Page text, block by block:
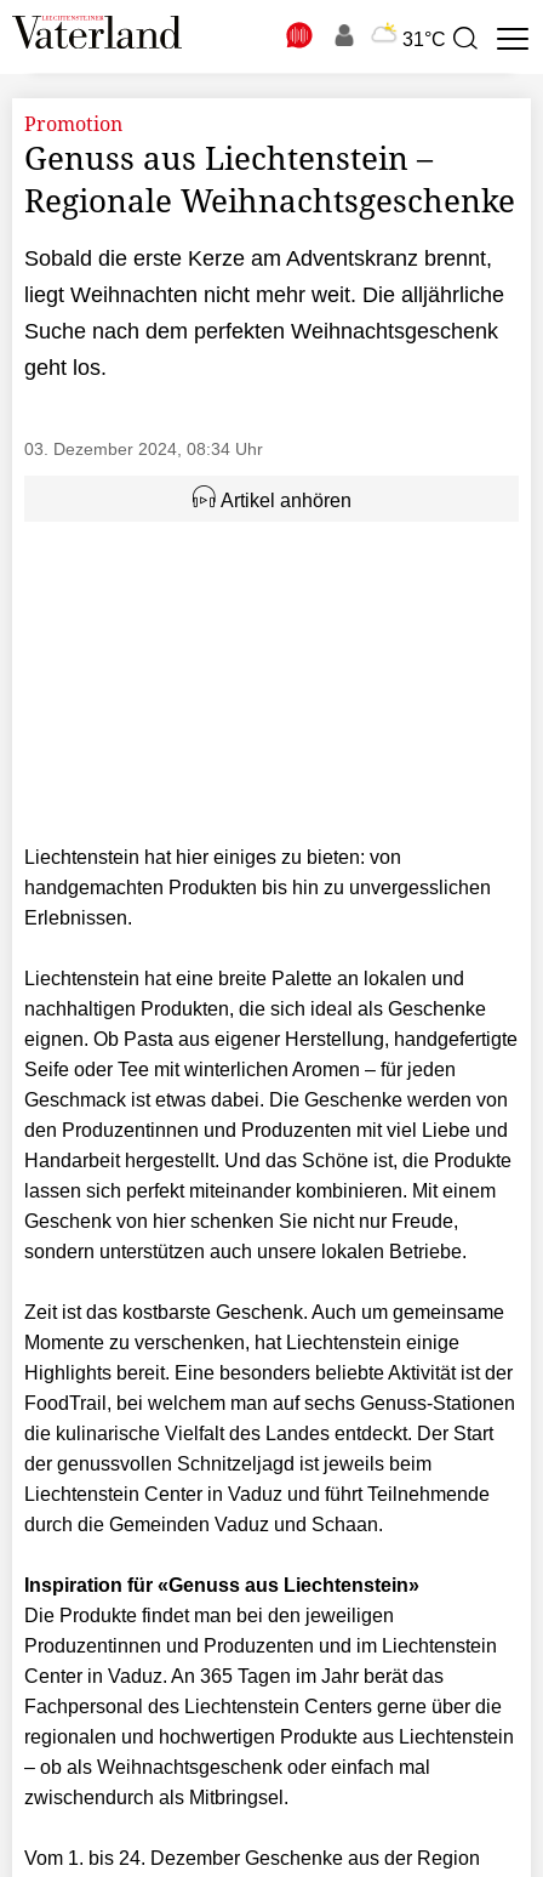
31°C
Suchbegriff
Promotion
Genuss aus Liechtenstein –
Regionale Weihnachtsgeschenke
Sobald die erste Kerze am Adventskranz brennt,
liegt Weihnachten nicht mehr weit. Die alljährliche
Suche nach dem perfekten Weihnachtsgeschenk
geht los.
03. Dezember 2024, 08:34 Uhr
Artikel anhören
Liechtenstein hat hier einiges zu bieten: von
handgemachten Produkten bis hin zu unvergesslichen
Erlebnissen.
Liechtenstein hat eine breite Palette an lokalen und
nachhaltigen Produkten, die sich ideal als Geschenke
eignen. Ob Pasta aus eigener Herstellung, handgefertigte
Seife oder Tee mit winterlichen Aromen – für jeden
Geschmack ist etwas dabei. Die Geschenke werden von
den Produzentinnen und Produzenten mit viel Liebe und
Handarbeit hergestellt. Und das Schöne ist, die Produkte
lassen sich perfekt miteinander kombinieren. Mit einem
Geschenk von hier schenken Sie nicht nur Freude,
sondern unterstützen auch unsere lokalen Betriebe.
Zeit ist das kostbarste Geschenk. Auch um gemeinsame
Momente zu verschenken, hat Liechtenstein einige
Highlights bereit. Eine besonders beliebte Aktivität ist der
FoodTrail, bei welchem man auf sechs Genuss-Stationen
die kulinarische Vielfalt des Landes entdeckt. Der Start
der genussvollen Schnitzeljagd ist jeweils beim
Liechtenstein Center in Vaduz und führt Teilnehmende
durch die Gemeinden Vaduz und Schaan.
Inspiration für «Genuss aus Liechtenstein»
Die Produkte findet man bei den jeweiligen
Produzentinnen und Produzenten und im Liechtenstein
Center in Vaduz. An 365 Tagen im Jahr berät das
Fachpersonal des Liechtenstein Centers gerne über die
regionalen und hochwertigen Produkte aus Liechtenstein
– ob als Weihnachtsgeschenk oder einfach mal
zwischendurch als Mitbringsel.
Vom 1. bis 24. Dezember Geschenke aus der Region